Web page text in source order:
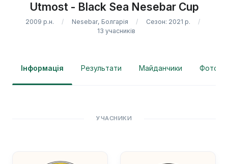
Utmost - Black Sea Nesebar Cup
2009 р.н. Nesebar, Болгарія
Сезон: 2021 р.
13 учасників
Інформація Результати Майданчики
УЧАСНИКИ